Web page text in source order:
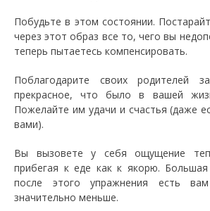
Побудьте в этом состоянии.
через этот образ все то, чего вы
теперь пытаетесь компенсировать.
Поблагодарите своих родителей
прекрасное, что было в вашей
Пожелайте им удачи и счастья (даже
вами).
Вы вызовете у себя ощущение
прибегая к еде как к якорю.
после этого упражнения есть
значительно меньше.